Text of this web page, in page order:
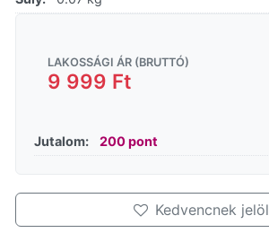
LAKOSSÁGI ÁR (BRUTTÓ)
9 999 Ft
Jutalom: 200 pont
Kedvencnek jelöl